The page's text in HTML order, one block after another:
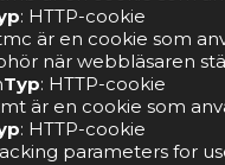
: HTTP-cookie
är en cookie som
när webbläsaren
Typ: HTTP-cookie
är en cookie som
: HTTP-cookie
parameters for